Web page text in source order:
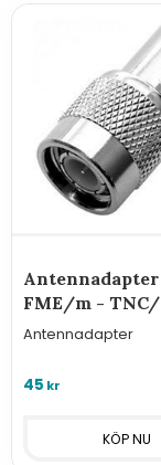
Antennadapter
FME/m -
Antennadapter
45 kr